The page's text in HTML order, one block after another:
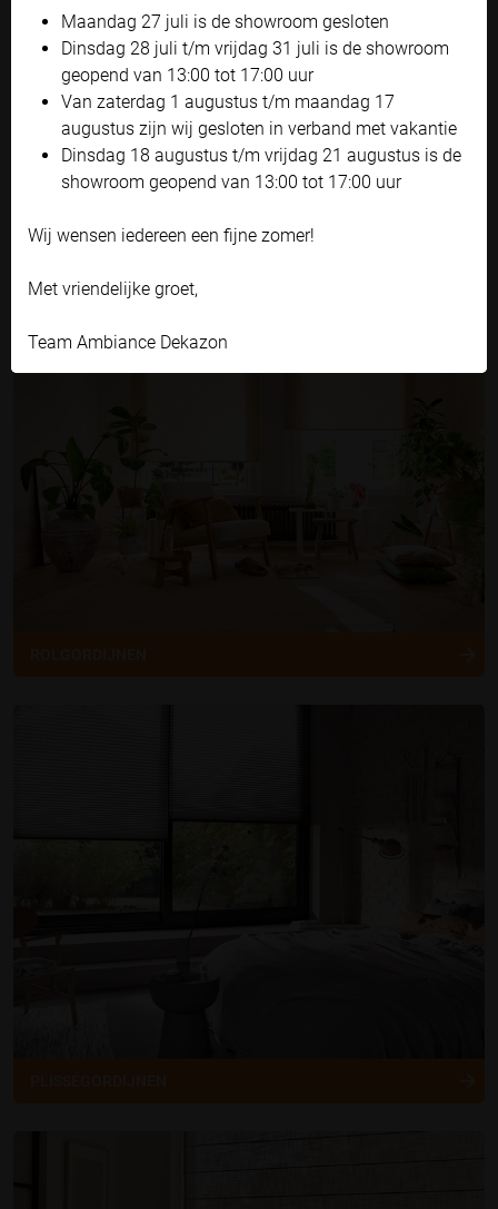
Bekijk onze privacyverklaring
Accepteren en doorgaan
Zelf instellen
JALOEZIEËN
Maandag 27 juli is de showroom gesloten
Dinsdag 28 juli t/m vrijdag 31 juli is de showroom
geopend van 13:00 tot 17:00 uur
Van zaterdag 1 augustus t/m maandag 17
augustus zijn wij gesloten in verband met vakantie
Dinsdag 18 augustus t/m vrijdag 21 augustus is de
showroom geopend van 13:00 tot 17:00 uur
Wij wensen iedereen een fijne zomer!
Met vriendelijke groet,
Team Ambiance Dekazon